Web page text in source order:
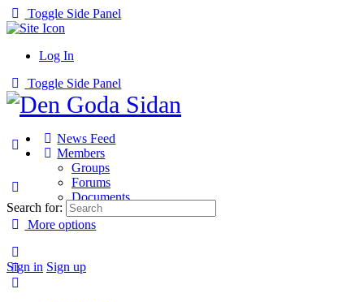
Toggle Side Panel
Log In
Toggle Side Panel
News Feed
Members
Groups
Forums
Documents
More options
Sign in Sign up
Search for: